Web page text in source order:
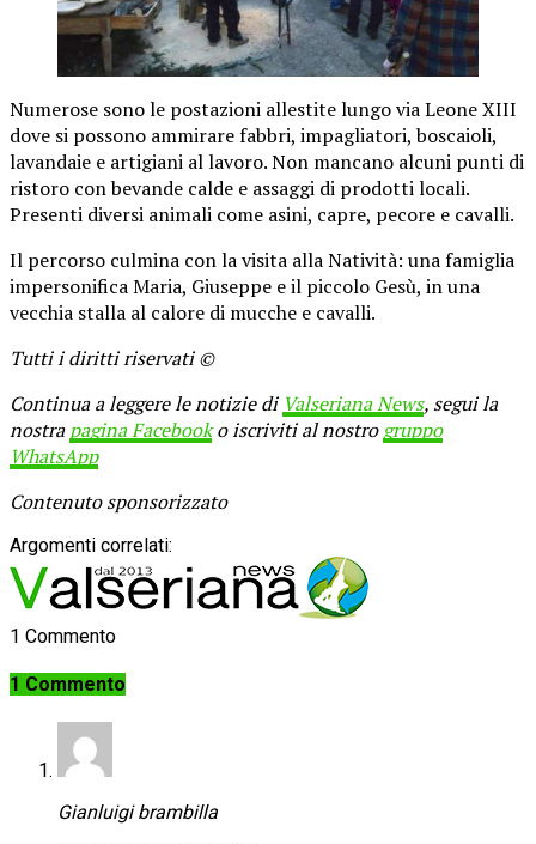
Numerose sono le postazioni allestite lungo via Leone XIII
dove si possono ammirare fabbri, impagliatori, boscaioli,
lavandaie e artigiani al lavoro. Non mancano alcuni punti di
ristoro con bevande calde e assaggi di prodotti locali.
Presenti diversi animali come asini, capre, pecore e cavalli.
Il percorso culmina con la visita alla Natività: una famiglia
impersonifica Maria, Giuseppe e il piccolo Gesù, in una
vecchia stalla al calore di mucche e cavalli.
Tutti i diritti riservati ©
Continua a leggere le notizie di Valseriana News, segui la
nostrapagina Facebooko iscriviti al nostrogruppo
WhatsApp
Contenuto sponsorizzato
Argomenti correlati:
1 Commento
1 Commento
Gianluigi brambilla